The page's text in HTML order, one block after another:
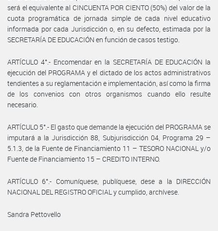
será el equivalente al CINCUENTA POR CIENTO (50%) del valor de la
cuota programática de jornada simple de cada nivel educativo
informada por cada Jurisdicción o, en su defecto, estimada por la
SECRETARÍA DE EDUCACIÓN en función de casos testigo.
ARTÍCULO 4°.- Encomendar en la SECRETARÍA DE EDUCACIÓN la
ejecución del PROGRAMA y el dictado de los actos administrativos
tendientes a su reglamentación e implementación, así como la firma
de los convenios con otros organismos cuando ello resulte
necesario.
ARTÍCULO 5°.- El gasto que demande la ejecución del PROGRAMA se
imputará a la Jurisdicción 88, Subjurisdicción 04, Programa 29 –
5.1.3, de la Fuente de Financiamiento 11 – TESORO NACIONAL y/o
Fuente de Financiamiento 15 – CREDITO INTERNO.
ARTÍCULO 6°.- Comuníquese, publíquese, dese a la DIRECCIÓN
NACIONAL DEL REGISTRO OFICIAL y cumplido, archívese.
Sandra Pettovello